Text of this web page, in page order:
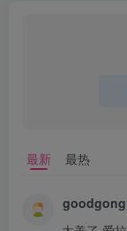
最新 最热
goodgong